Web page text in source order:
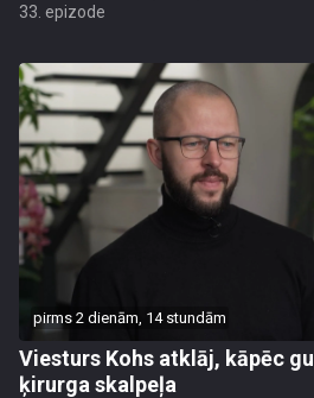
33. epizode
pirms 2 dienām, 14 stundām
Viesturs Kohs atklāj, kāpēc
ķirurga skalpeļa